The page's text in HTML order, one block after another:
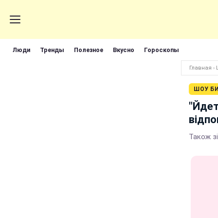
Люди Тренды Полезное Вкусно Гороскопы
Главная ›
ШОУ
Також